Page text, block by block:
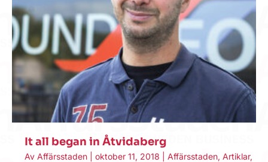
It all began in Åtvidaberg
Av Affärsstaden oktober 11, 2018 Affärsstaden, Artiklar,